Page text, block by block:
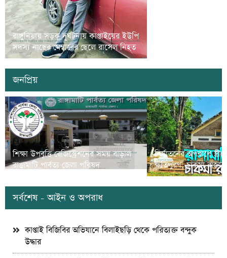
রাঙ্গুনিয়ায় সড়ক দূর্ঘটনায় কাপ্তাইয়ের ইউপি
সদস্য নাছের মেম্বারের ছেলে রাসেল নিহত
জনপ্রিয়
শিক্ষা উপবৃত্তি রেজিস্ট্রেশনের সময় বাড়াল
রাঙামাটি পার্বত্য জেলা পরিষদ
নির্যাতনের অপরাধে
ক্ষতিপুরণ; চাকমা
সর্বশেষ - আইন ও অপরাধ
কাপ্তাই বিজিবির অভিযানে বিলাইছড়ি থেকে পরিত্যক্ত বন্দুক
উদ্ধার